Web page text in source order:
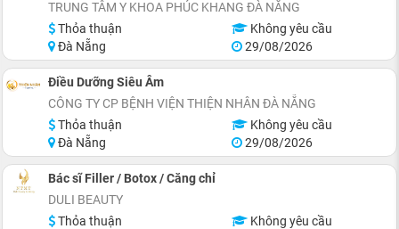
TRUNG TÂM Y KHOA PHÚC KHANG ĐÀ NẴNG
Thỏa thuận
Không yêu cầu
Đà Nẵng
29/08/2026
Điều Dưỡng Siêu Âm
CÔNG TY CP BỆNH VIỆN THIỆN NHÂN ĐÀ NẴNG
Thỏa thuận
Không yêu cầu
Đà Nẵng
29/08/2026
Bác sĩ Filler / Botox / Căng chỉ
DULI BEAUTY
Thỏa thuận
Không yêu cầu